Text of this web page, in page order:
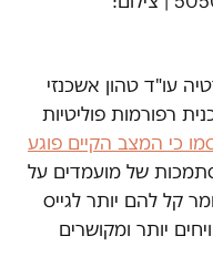
עו"ד טהון אשכנזי
רפורמות פוליטיות
כי המצב הקיים פוגע
של מועמדים על
קל להם יותר לגייס
יותר ומקושרים